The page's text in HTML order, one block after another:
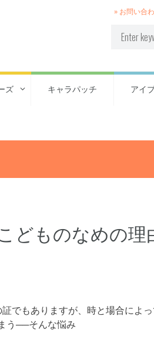
» お問い合
ズ キャラパッチ アイ
どものなめの理
でもありますが、時と場合によ
う──そんな悩み